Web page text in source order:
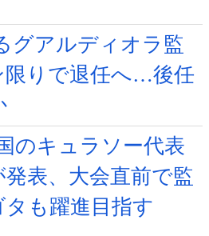
グアルディオラ監
限りで退任へ…後任
のキュラソー代表
表、大会直前で監
も躍進目指す